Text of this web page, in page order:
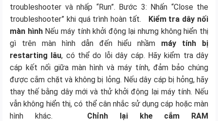
troubleshooter và nhấp “Run”. Bước 3: Nhấn “Close the
troubleshooter” khi quá trình hoàn tất.
Kiểm tra dây nối
màn hìnhNếu máy tính khởi động lại nhưng không hiển thị
gì trên màn hình dẫn đến hiểu nhầm máy tính bị
restarting lâu, có thể do lỗi dây cáp. Hãy kiểm tra dây
cáp kết nối giữa màn hình và máy tính, đảm bảo chúng
được cắm chặt và không bị lỏng. Nếu dây cáp bị hỏng, hãy
thay thế bằng dây mới và thử khởi động lại máy tính. Nếu
vẫn không hiển thị, có thể cân nhắc sử dụng cáp hoặc màn
hình khác.
Chỉnh lại khe cắm RAM